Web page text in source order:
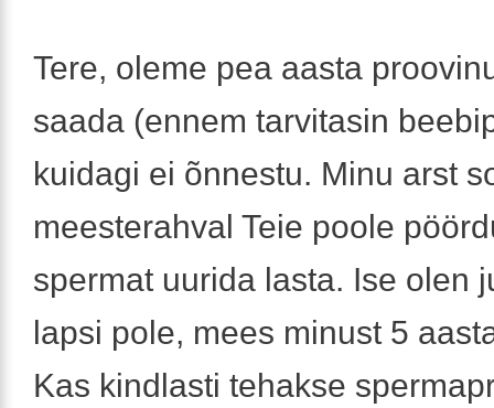
Tere, oleme pea aasta
saada (ennem tarvitasin
kuidagi ei õnnestu. Minu arst
meesterahval Teie poole
spermat uurida lasta. Ise olen
lapsi pole, mees minust 5
Kas kindlasti tehakse